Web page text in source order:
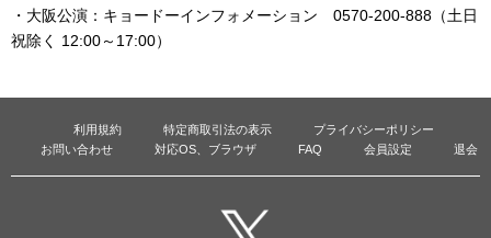
・大阪公演：キョードーインフォメーション 0570-200-888（土日
祝除く 12:00～17:00）
利用規約 特定商取引法の表示
プライバシーポリシー
お問い合わせ
対応OS、ブラウザ FAQ 会員設定 退会